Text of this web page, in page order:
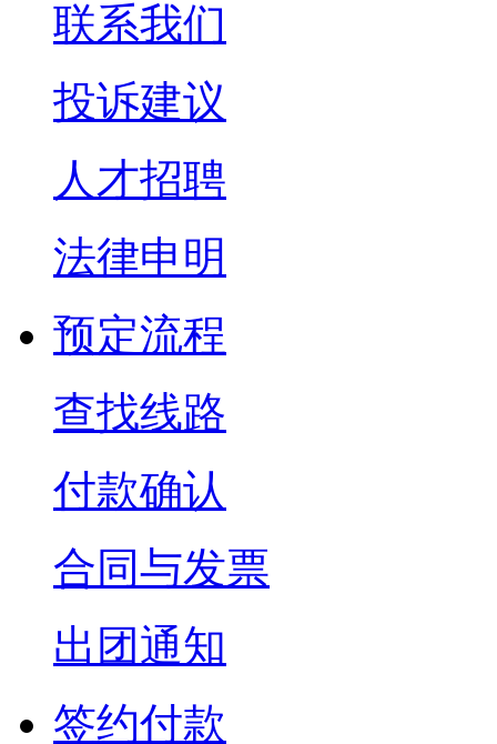
联系我们
投诉建议
人才招聘
法律申明
预定流程
查找线路
付款确认
合同与发票
出团通知
签约付款